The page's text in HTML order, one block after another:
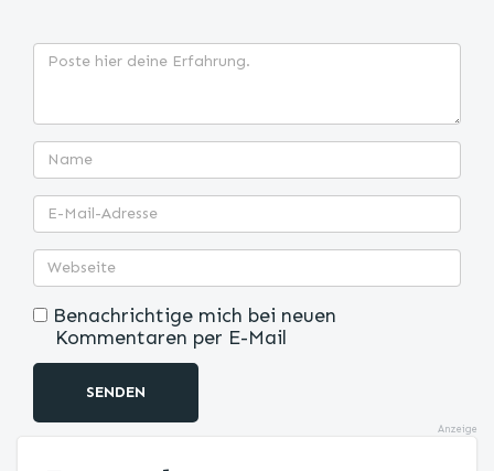
Benachrichtige mich bei neuen
Kommentaren per E-Mail
SENDEN
Anzeige